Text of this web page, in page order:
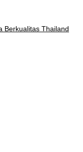
Berkualitas Thailand